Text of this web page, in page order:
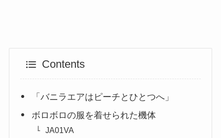
Contents
「バニラエアはピーチとひとつへ」
ボロボロの服を着せられた機体
JA01VA